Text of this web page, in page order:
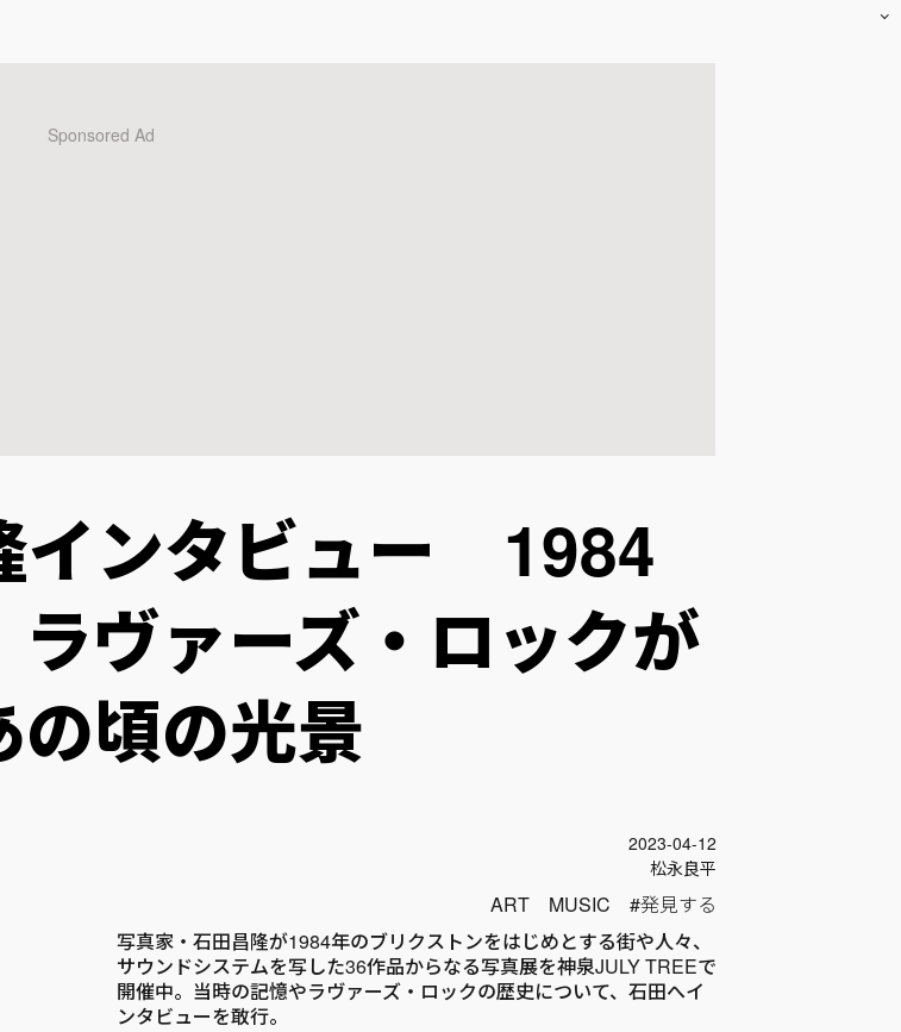
インタビュー 1984
ヴァーズ・ロックが
頃の光景
投稿日
2023-04-12
Author
松永良平
ART MUSIC
発見する
写真家・石田昌隆が1984年のブリクストンをはじめとする街や人々、
サウンドシステムを写した36作品からなる写真展を神泉JULY TREEで
開催中。当時の記憶やラヴァーズ・ロックの歴史について、石田へイ
ンタビューを敢行。